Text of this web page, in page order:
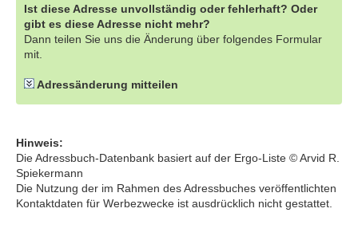
Ist diese Adresse unvollständig oder fehlerhaft? Oder
gibt es diese Adresse nicht mehr?
Dann teilen Sie uns die Änderung über folgendes Formular
mit.
Adressänderung mitteilen
Hinweis:
Die Adressbuch-Datenbank basiert auf der Ergo-Liste © Arvid R.
Spiekermann
Die Nutzung der im Rahmen des Adressbuches veröffentlichten
Kontaktdaten für Werbezwecke ist ausdrücklich nicht gestattet.